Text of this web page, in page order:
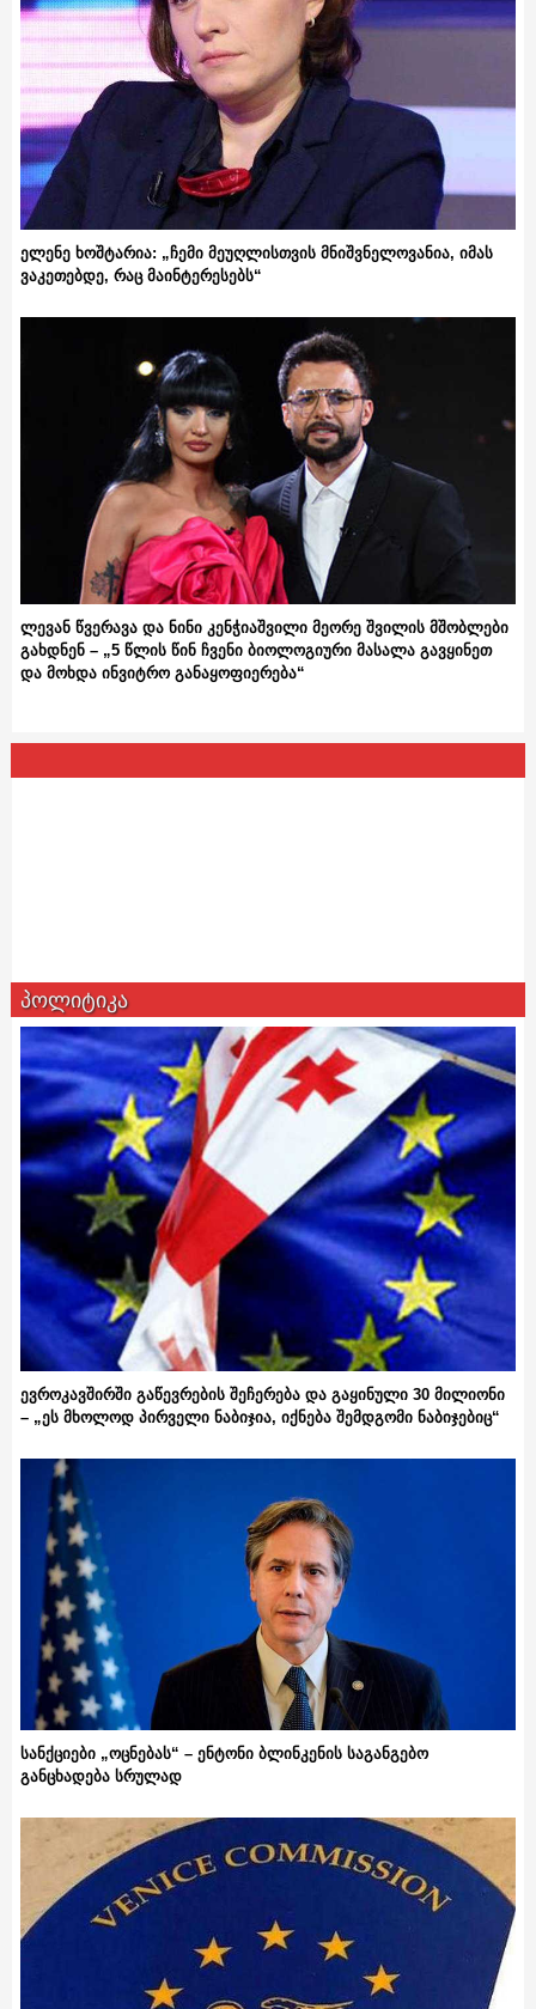
ელენე ხოშტარია: „ჩემი მეუღლისთვის მნიშვნელოვანია, იმას
ვაკეთებდე, რაც მაინტერესებს“
ლევან წვერავა და ნინი კენჭიაშვილი მეორე შვილის მშობლები
გახდნენ – „5 წლის წინ ჩვენი ბიოლოგიური მასალა გავყინეთ
და მოხდა ინვიტრო განაყოფიერება“
პოლიტიკა
ევროკავშირში გაწევრების შეჩერება და გაყინული 30 მილიონი
– „ეს მხოლოდ პირველი ნაბიჯია, იქნება შემდგომი ნაბიჯებიც“
სანქციები „ოცნებას“ – ენტონი ბლინკენის საგანგებო
განცხადება სრულად